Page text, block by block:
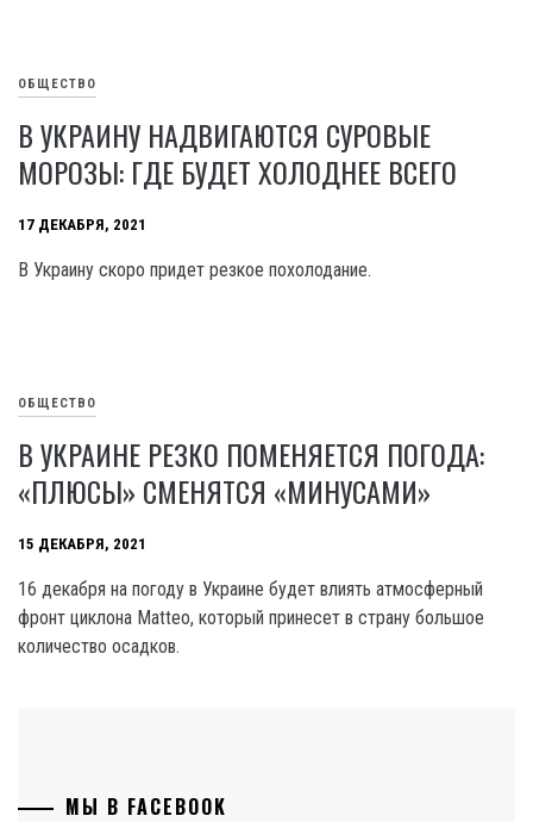
ОБЩЕСТВО
В УКРАИНУ НАДВИГАЮТСЯ СУРОВЫЕ
МОРОЗЫ: ГДЕ БУДЕТ ХОЛОДНЕЕ ВСЕГО
17 ДЕКАБРЯ, 2021
В Украину скоро придет резкое похолодание.
ОБЩЕСТВО
В УКРАИНЕ РЕЗКО ПОМЕНЯЕТСЯ ПОГОДА:
«ПЛЮСЫ» СМЕНЯТСЯ «МИНУСАМИ»
15 ДЕКАБРЯ, 2021
16 декабря на погоду в Украине будет влиять атмосферный
фронт циклона Matteo, который принесет в страну большое
количество осадков.
МЫ В FACEBOOK